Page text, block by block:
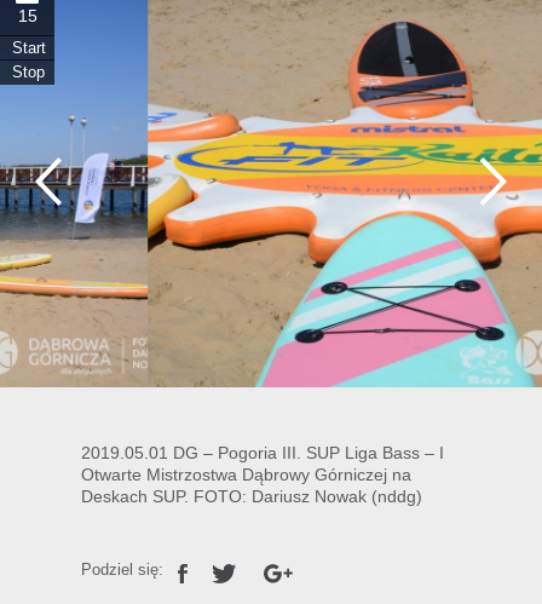
15
Start
Stop
2019.05.01 DG – Pogoria III. SUP Liga Bass – I
Otwarte Mistrzostwa Dąbrowy Górniczej na
Deskach SUP. FOTO: Dariusz Nowak (nddg)
Podziel się: